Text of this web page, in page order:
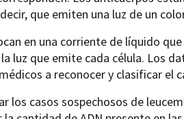
que emiten una luz de un
en una corriente de líquido
luz que emite cada célula. Los
a reconocer y clasificar el
los casos sospechosos de